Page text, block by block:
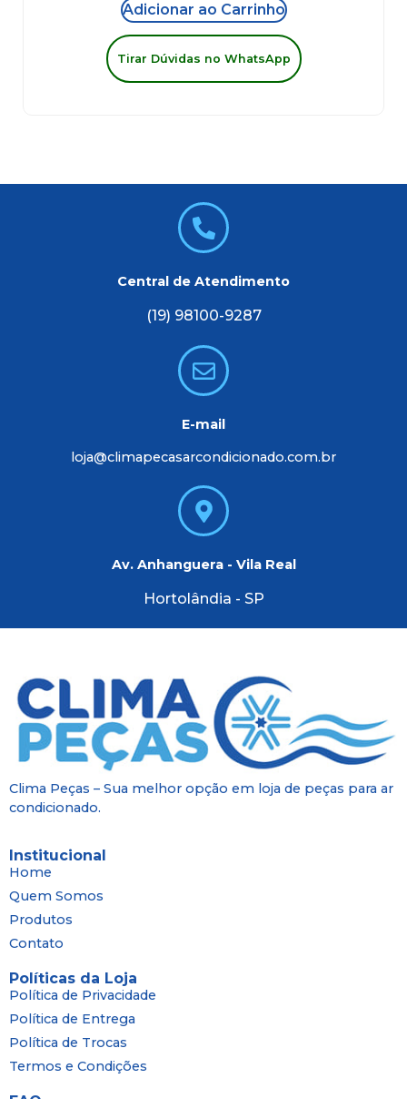
Adicionar ao Carrinho
Tirar Dúvidas no WhatsApp
Central de Atendimento
(19) 98100-9287
E-mail
loja@climapecasarcondicionado.com.br
Av. Anhanguera - Vila Real
Hortolândia - SP
Clima Peças – Sua melhor opção em loja de peças para ar
condicionado.
Institucional
Home
Quem Somos
Produtos
Contato
Políticas da Loja
Política de Privacidade
Política de Entrega
Política de Trocas
Termos e Condições